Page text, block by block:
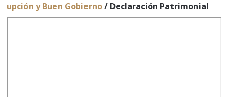
upción y Buen Gobierno/ Declaración Patrimonial